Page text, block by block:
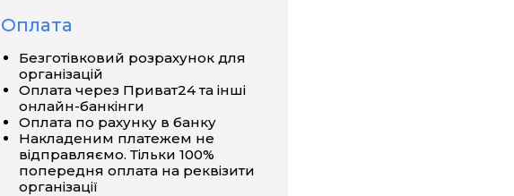
Оплата
Безготівковий розрахунок для
організацій
Оплата через Приват24 та інші
онлайн-банкінги
Оплата по рахунку в банку
Накладеним платежем не
відправляємо. Тільки 100%
попередня оплата на реквізити
організації